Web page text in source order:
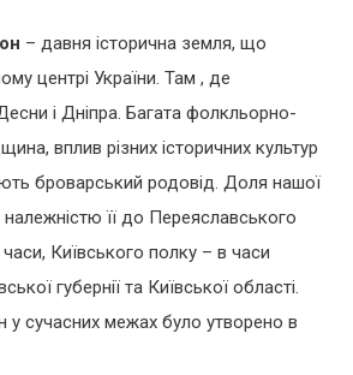
– давня історична земля, що
центрі України. Там , де
і Дніпра. Багата фолкльорно-
вплив різних історичних культур
броварський родовід. Доля нашої
її до Переяславського
часи, Київського полку – в часи
губернії та Київської області.
у сучасних межах було утворено в